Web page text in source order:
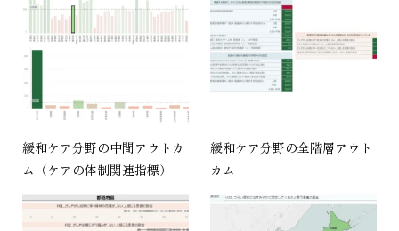
緩和ケア分野の中間アウトカ
ム（ケアの体制関連指標）
緩和ケア分野の全階層アウト
カム